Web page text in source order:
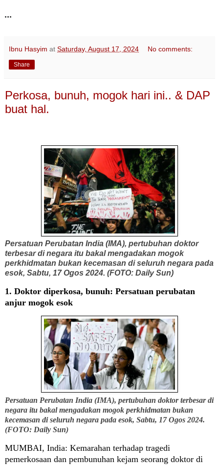
...
Ibnu Hasyim at Saturday, August 17, 2024 No comments:
Share
Perkosa, bunuh, mogok hari ini.. & DAP
buat hal.
Persatuan Perubatan India (IMA), pertubuhan doktor
terbesar di negara itu bakal mengadakan mogok
perkhidmatan bukan kecemasan di seluruh negara pada
esok, Sabtu, 17 Ogos 2024. (FOTO: Daily Sun)
1. Doktor diperkosa, bunuh: Persatuan perubatan
anjur mogok esok
Persatuan Perubatan India (IMA), pertubuhan doktor terbesar di
negara itu bakal mengadakan mogok perkhidmatan bukan
kecemasan di seluruh negara pada esok, Sabtu, 17 Ogos 2024.
(FOTO: Daily Sun)
MUMBAI, India: Kemarahan terhadap tragedi
pemerkosaan dan pembunuhan kejam seorang doktor di